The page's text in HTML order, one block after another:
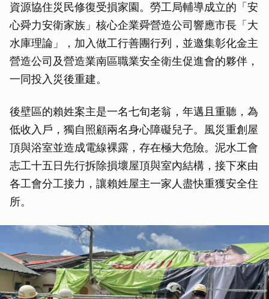
資源協住災民修復受損家園。勞工局輔導成立的「安
心舜力安衛家族」核心企業舜營造公司響應市長「大
水庫理論」，加入做工行善團行列，並邀集彰化金主
營造公司及營造業南區職業安全衛生促進會的夥伴，
一同投入災後重建。
後壁區的賴姓案主是一名七旬老翁，年邁且重聽，為
低收入戶，獨自照顧兩名身心障礙兒子。風災重創屋
頂與浴室並造成電線裸露，存在極大危險。泥水工會
志工十五日先行拆除損壞屋頂與室內結構，接下來由
各工會分工接力，讓賴姓屋主一家人盡快重獲安全住
所。